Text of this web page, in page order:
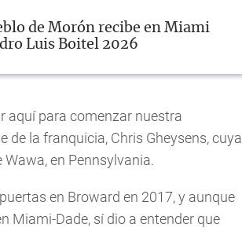
de Morón recibe en Miami
Luis Boitel 2026
aquí para comenzar nuestra
de la franquicia, Chris Gheysens, cuya
en Pennsylvania.
en Broward en 2017, y aunque
Miami-Dade, sí dio a entender que